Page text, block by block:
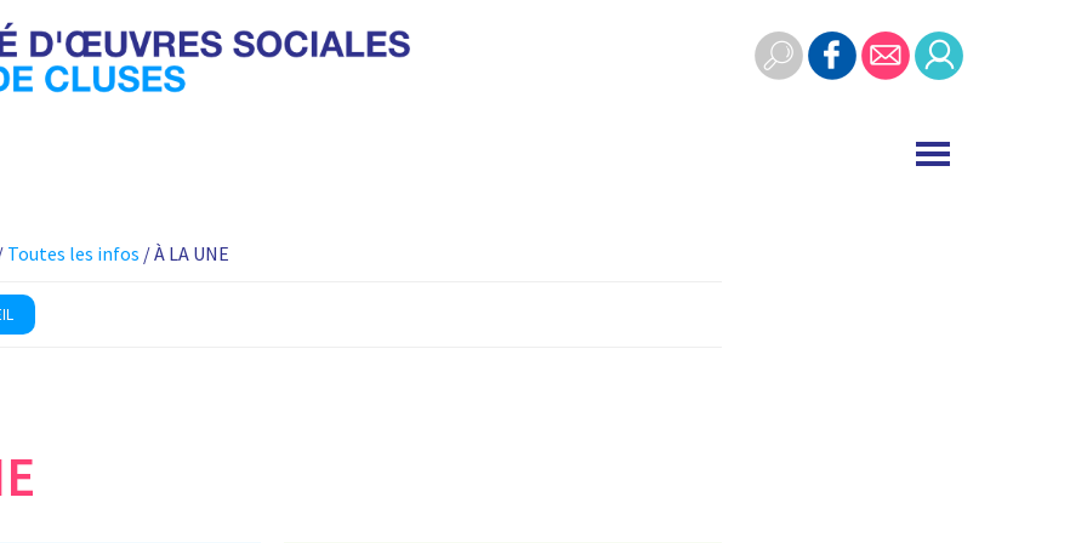
Toutes les infos / À LA UNE